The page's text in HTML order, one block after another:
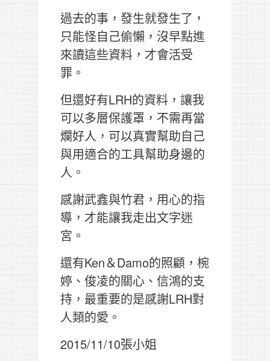
過去的事，發生就發生了，
只能怪自己偷懶，沒早點進
來讀這些資料，才會活受
罪。
但還好有LRH的資料，讓我
可以多層保護罩，不需再當
爛好人，可以真實幫助自己
與用適合的工具幫助身邊的
人。
感謝武鑫與竹君，用心的指
導，才能讓我走出文字迷
宮。
還有Ken＆Damo的照顧，椀
婷、俊凌的關心、信鴻的支
持，最重要的是感謝LRH對
人類的愛。
2015/11/10張小姐